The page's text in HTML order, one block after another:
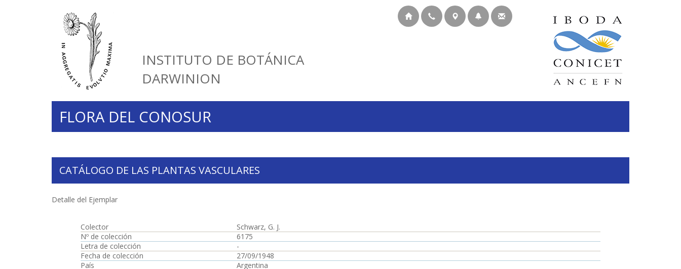
INSTITUTO DE BOTÁNICA
DARWINION
FLORA DEL CONOSUR
CATÁLOGO DE LAS PLANTAS VASCULARES
Detalle del Ejemplar
Colector
Schwarz, G. J.
Nº de colección
6175
Letra de colección
-
Fecha de colección
27/09/1948
País
Argentina